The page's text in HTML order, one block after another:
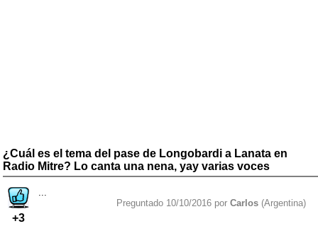
¿Cuál es el tema del pase de Longobardi a Lanata en
Radio Mitre? Lo canta una nena, yay varias voces
+3
Preguntado 10/10/2016 por Carlos (Argentina)